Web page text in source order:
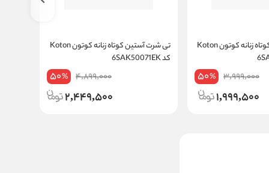
تی شرت آستین کوتاه زنانه کوتون Koton
3,999,000
50%
1,999,500
تی شرت آستین کوتاه زنانه کوتون Koton
کد 6SAK50071EK
4,899,000
50%
2,449,500